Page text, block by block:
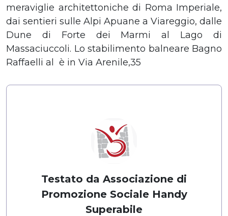
meraviglie architettoniche di Roma Imperiale,
dai sentieri sulle Alpi Apuane a Viareggio, dalle
Dune di Forte dei Marmi al Lago di
Massaciuccoli. Lo stabilimento balneare Bagno
Raffaelli al è in Via Arenile,35
Testato da Associazione di
Promozione Sociale Handy
Superabile